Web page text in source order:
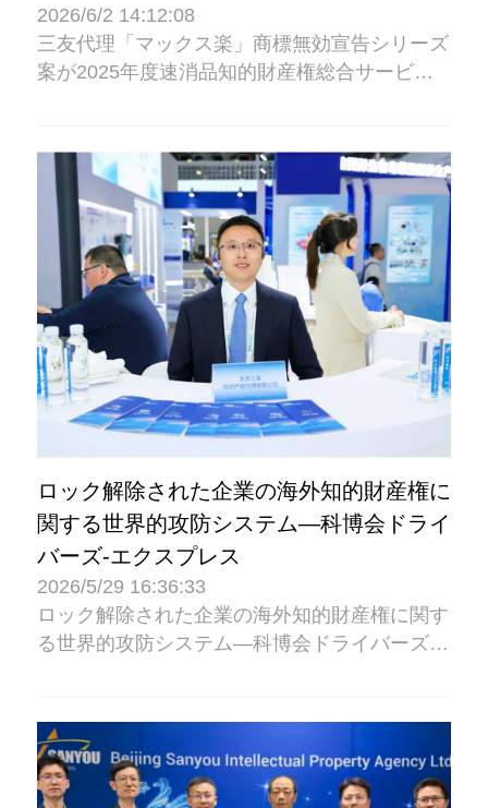
2026/6/2 14:12:08
三友代理「マックス楽」商標無効宣告シリーズ
案が2025年度速消品知的財産権総合サービス
ロック解除された企業の海外知的財産権に
関する世界的攻防システム―科博会ドライ
バーズ-エクスプレス
2026/5/29 16:36:33
ロック解除された企業の海外知的財産権に関す
る世界的攻防システム―科博会ドライバーズ?